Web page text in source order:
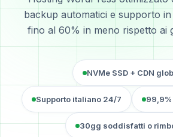
backup automatici e supporto in
fino al 60% in meno rispetto ai
NVMe SSD + CDN
Supporto italiano 24/7
30gg soddisfatti o